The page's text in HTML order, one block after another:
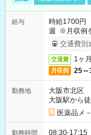
給与
時給1700円
週 ※月収例
交通費別
交通費 1ヶ
月収例 25～
勤務地
大阪市北区
大阪駅から
医薬品メ
勤務時間 08:30-17:15